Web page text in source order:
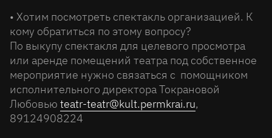
• Хотим посмотреть спектакль организацией. К
кому обратиться по этому вопросу?
По выкупу спектакля для целевого просмотра
или аренде помещений театра под собственное
мероприятие нужно связаться с помощником
исполнительного директора Токрановой
Любовью teatr-teatr@kult.permkrai.ru,
89124908224